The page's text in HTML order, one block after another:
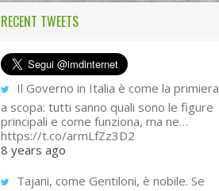
RECENT TWEETS
Il Governo in Italia è come la primiera
a scopa: tutti sanno quali sono le figure
principali e come funziona, ma ne…
https://t.co/armLfZz3D2
8 years ago
Tajani, come Gentiloni, è nobile. Se